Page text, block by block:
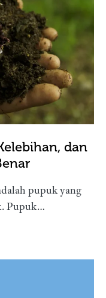
dan
pupuk yang
Pupuk…